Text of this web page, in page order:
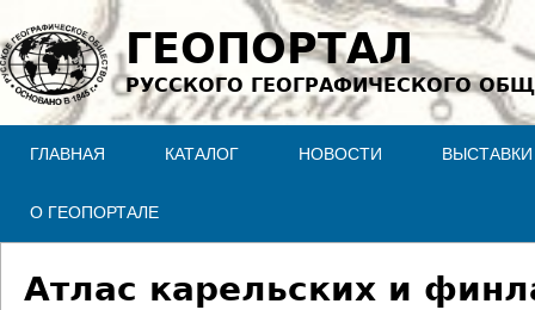
Jump to navigation
ГЕОПОРТАЛ
РУССКОГО ГЕОГРАФИЧЕСКОГО
ГЛАВНАЯ КАТАЛОГ НОВОСТИ ВЫСТАВКИ
О ГЕОПОРТАЛЕ
Атлас карельских и